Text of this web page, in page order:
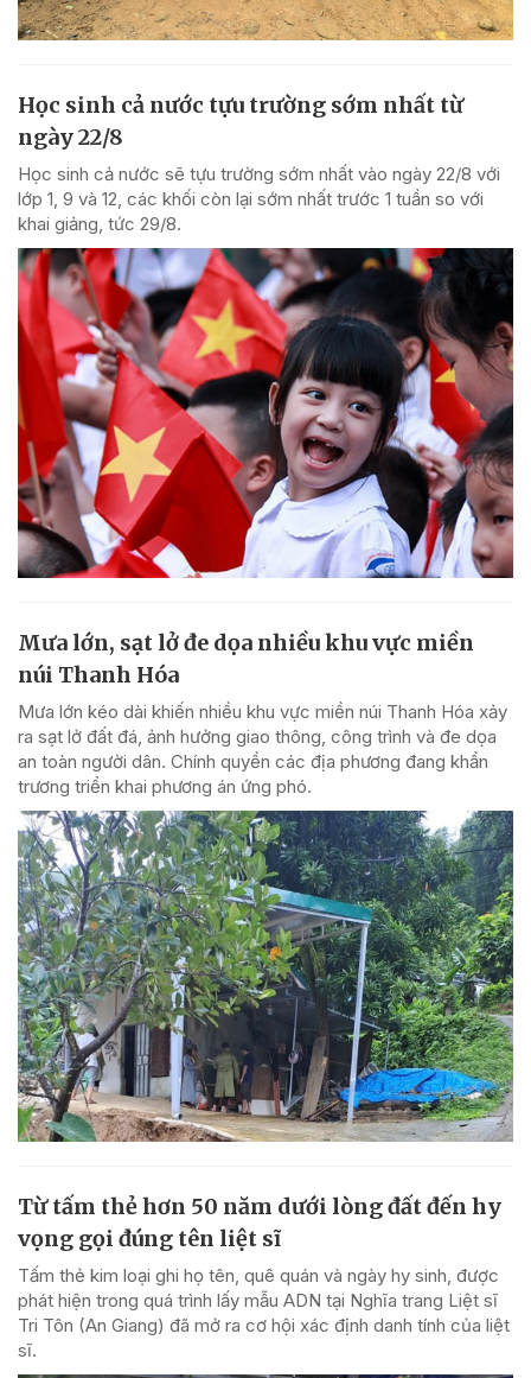
Học sinh cả nước tựu trường sớm nhất từ
ngày 22/8
Học sinh cả nước sẽ tựu trường sớm nhất vào ngày 22/8 với
lớp 1, 9 và 12, các khối còn lại sớm nhất trước 1 tuần so với
khai giảng, tức 29/8.
Mưa lớn, sạt lở đe dọa nhiều khu vực miền
núi Thanh Hóa
Mưa lớn kéo dài khiến nhiều khu vực miền núi Thanh Hóa xảy
ra sạt lở đất đá, ảnh hưởng giao thông, công trình và đe dọa
an toàn người dân. Chính quyền các địa phương đang khẩn
trương triển khai phương án ứng phó.
Từ tấm thẻ hơn 50 năm dưới lòng đất đến hy
vọng gọi đúng tên liệt sĩ
Tấm thẻ kim loại ghi họ tên, quê quán và ngày hy sinh, được
phát hiện trong quá trình lấy mẫu ADN tại Nghĩa trang Liệt sĩ
Tri Tôn (An Giang) đã mở ra cơ hội xác định danh tính của liệt
sĩ.